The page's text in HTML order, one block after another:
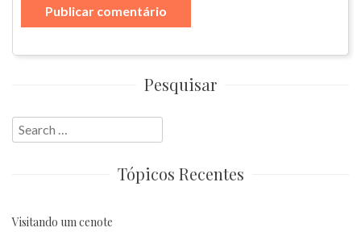
Pesquisar
Search
for:
Tópicos Recentes
Visitando um cenote